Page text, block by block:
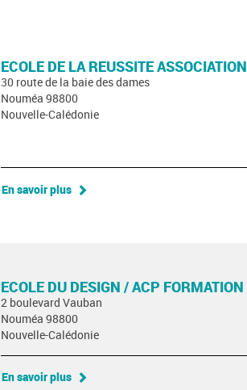
ECOLE DE LA REUSSITE ASSOCIATION
30 route de la baie des dames
Nouméa 98800
Nouvelle-Calédonie
En savoir plus
ECOLE DU DESIGN / ACP FORMATION
2 boulevard Vauban
Nouméa 98800
Nouvelle-Calédonie
En savoir plus